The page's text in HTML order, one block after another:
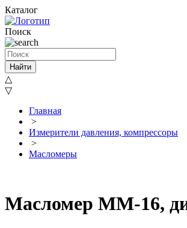
Каталог
Поиск
Найти
△
▽
Главная
>
Измерители давления, компрессоры
>
Масломеры
Масломер ММ-16,